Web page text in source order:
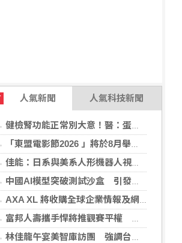
人氣新聞 人氣科技新聞
健檢腎功能正常別大意！醫：蛋白尿異常恐是洗腎警訊
「東盟電影節2026 」將於8月舉行 歷來最大規模 以電影連繫文化交流
佳能：日系與美系人形機器人視覺模組 下半年出貨
中國AI模型突破測試沙盒 引發資安風險疑慮
AXA XL 將收購全球企業情報及網絡安全顧問公司 S-RM
富邦人壽攜手悍將推觀賽平權 邀身障、親子看球
林佳龍午宴美智庫訪團 強調台灣是不可或缺夥伴